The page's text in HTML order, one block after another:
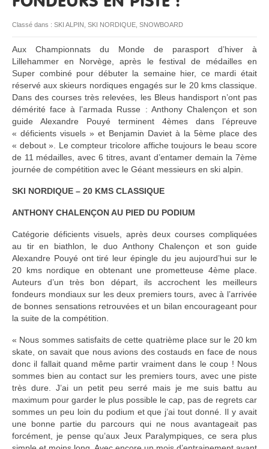
RESSOURCES
Classé dans : SKI ALPIN SKI NORDIQUE SNOWBOARD
Aux Championnats du Monde de parasport d’hiver à
Lillehammer en Norvège, après le festival de médailles en
Super combiné pour débuter la semaine hier, ce mardi était
réservé aux skieurs nordiques engagés sur le 20 kms classique.
Dans des courses très relevées, les Bleus handisport n’ont pas
démérité face à l’armada Russe : Anthony Chalençon et son
guide Alexandre Pouyé terminent 4èmes dans l’épreuve
« déficients visuels » et Benjamin Daviet à la 5ème place des
« debout ». Le compteur tricolore affiche toujours le beau score
de 11 médailles, avec 6 titres, avant d’entamer demain la 7ème
journée de compétition avec le Géant messieurs en ski alpin.
SKI NORDIQUE – 20 KMS CLASSIQUE
ANTHONY CHALENÇON AU PIED DU PODIUM
Catégorie déficients visuels, après deux courses compliquées
au tir en biathlon, le duo Anthony Chalençon et son guide
Alexandre Pouyé ont tiré leur épingle du jeu aujourd’hui sur le
20 kms nordique en obtenant une prometteuse 4ème place.
Auteurs d’un très bon départ, ils accrochent les meilleurs
fondeurs mondiaux sur les deux premiers tours, avec à l’arrivée
de bonnes sensations retrouvées et un bilan encourageant pour
la suite de la compétition.
« Nous sommes satisfaits de cette quatrième place sur le 20 km
skate, on savait que nous avions des costauds en face de nous
donc il fallait quand même partir vraiment dans le coup ! Nous
sommes bien au contact sur les premiers tours, avec une piste
très dure. J’ai un petit peu serré mais je me suis battu au
maximum pour garder le plus possible le cap, pas de regrets car
sommes un peu loin du podium et que j’ai tout donné. Il y avait
une bonne partie du parcours qui ne nous avantageait pas
forcément, je pense qu’aux Jeux Paralympiques, ce sera plus